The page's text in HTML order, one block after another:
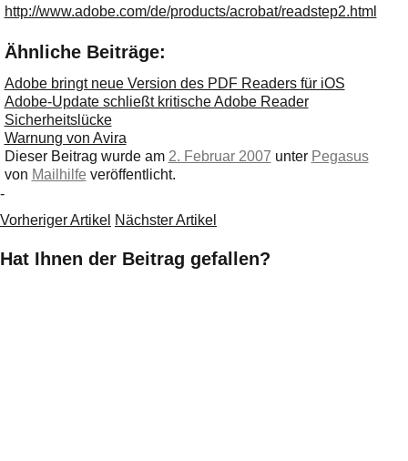
http://www.adobe.com/de/products/acrobat/readstep2.html
Ähnliche Beiträge:
Adobe bringt neue Version des PDF Readers für iOS
Adobe-Update schließt kritische Adobe Reader
Sicherheitslücke
Warnung von Avira
Dieser Beitrag wurde am 2. Februar 2007 unter Pegasus
von Mailhilfe veröffentlicht.
-
Vorheriger Artikel Nächster Artikel
Hat Ihnen der Beitrag gefallen?